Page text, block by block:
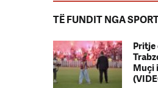
TË FUNDIT NGA
Pritje
Muçi